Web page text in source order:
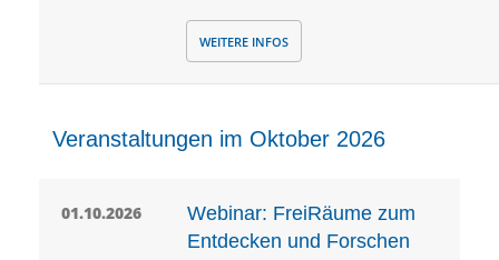
WEITERE INFOS
Veranstaltungen im Oktober 2026
01.10.2026
Webinar: FreiRäume zum
Entdecken und Forschen